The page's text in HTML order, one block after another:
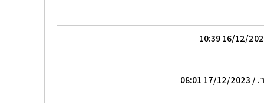
/ 17/12/2023 08:01